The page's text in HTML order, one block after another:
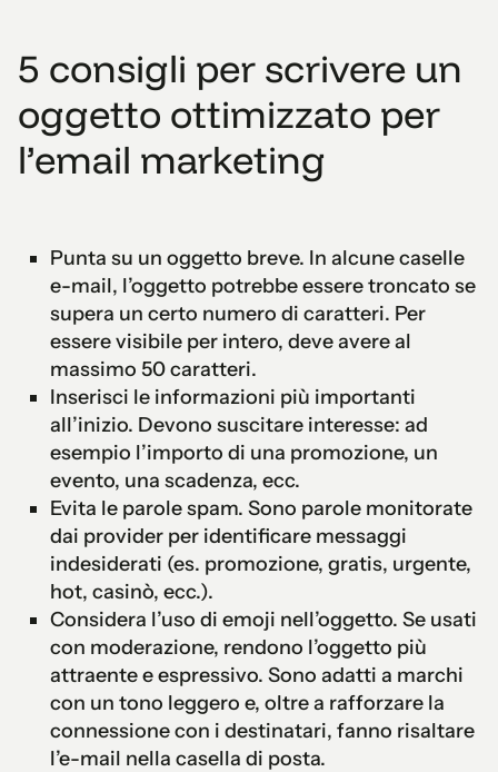
5 consigli per scrivere un
oggetto ottimizzato per
l’email marketing
Punta su un oggetto breve. In alcune caselle
e-mail, l’oggetto potrebbe essere troncato se
supera un certo numero di caratteri. Per
essere visibile per intero, deve avere al
massimo 50 caratteri.
Inserisci le informazioni più importanti
all’inizio. Devono suscitare interesse: ad
esempio l’importo di una promozione, un
evento, una scadenza, ecc.
Evita le parole spam. Sono parole monitorate
dai provider per identificare messaggi
indesiderati (es. promozione, gratis, urgente,
hot, casinò, ecc.).
Considera l’uso di emoji nell’oggetto. Se usati
con moderazione, rendono l’oggetto più
attraente e espressivo. Sono adatti a marchi
con un tono leggero e, oltre a rafforzare la
connessione con i destinatari, fanno risaltare
l’e-mail nella casella di posta.